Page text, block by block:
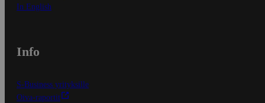
In English
Info
S-Business yrityksille
Oiva-raportit